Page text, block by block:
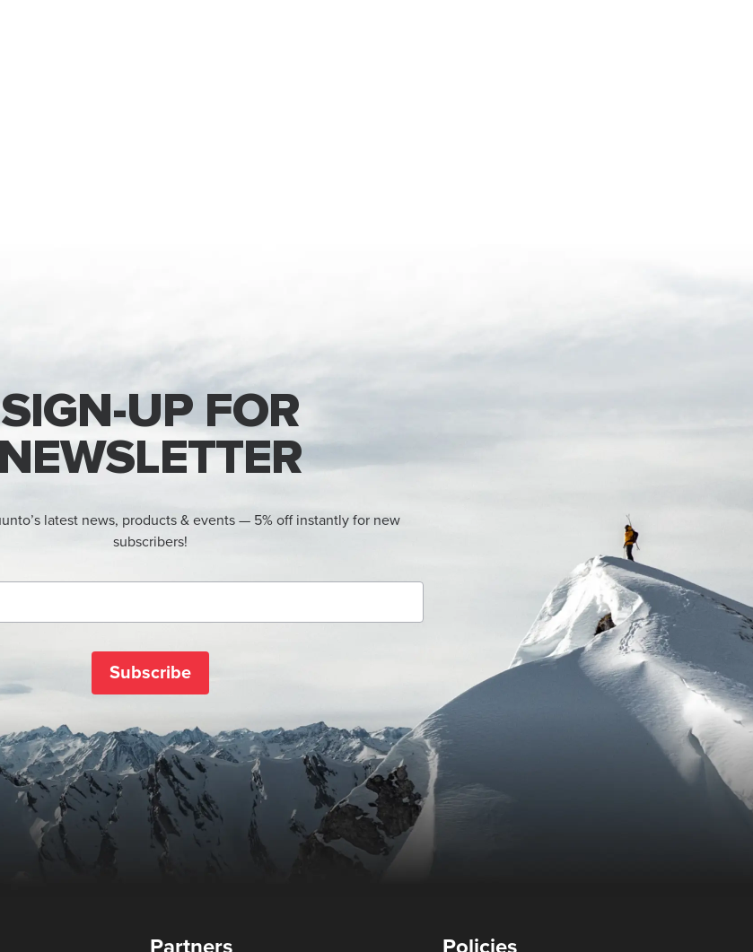
SIGN-UP FOR
NEWSLETTER
latest news, products & events — 5% off instantly for new
subscribers!
Subscribe
Partners Policies